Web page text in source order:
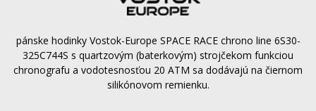
pánske hodinky Vostok-Europe SPACE RACE chrono line 6S30-
325C744S s quartzovým (baterkovým) strojčekom funkciou
chronografu a vodotesnosťou 20 ATM sa dodávajú na čiernom
silikónovom remienku.